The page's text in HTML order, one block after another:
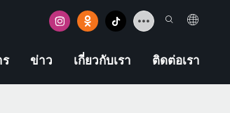
ข่าว เกี่ยวกับเรา ติดต่อเรา